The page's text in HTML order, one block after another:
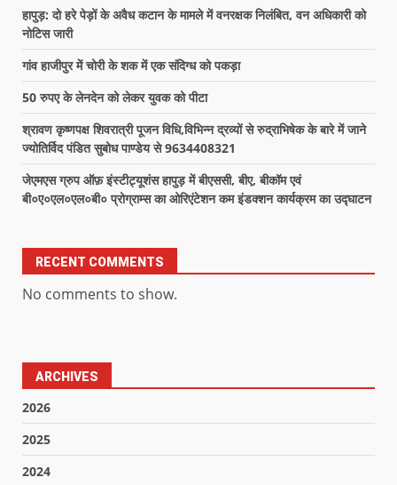
हापुड़: दो हरे पेड़ों के अवैध कटान के मामले में वनरक्षक निलंबित, वन अधिकारी को
नोटिस जारी
गांव हाजीपुर में चोरी के शक में एक संदिग्ध को पकड़ा
50 रुपए के लेनदेन को लेकर युवक को पीटा
श्रावण कृष्णपक्ष शिवरात्री पूजन विधि,विभिन्न द्रव्यों से रुद्राभिषेक के बारे में जाने
ज्योतिर्विद पंडित सुबोध पाण्डेय से 9634408321
जेएमएस ग्रुप ऑफ़ इंस्टीट्यूशंस हापुड़ में बीएससी, बीए, बीकॉम एवं
बी०ए०एल०एल०बी० प्रोग्राम्स का ओरिएंटेशन कम इंडक्शन कार्यक्रम का उद्घाटन
RECENT COMMENTS
No comments to show.
ARCHIVES
2026
2025
2024